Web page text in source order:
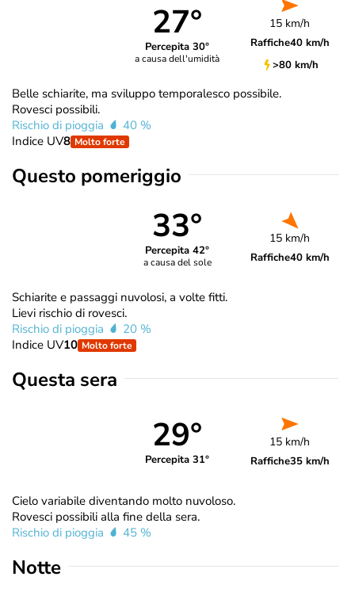
27°
Percepita 30°
a causa dell'umidità
15 km/h
Raffiche40 km/h
>80 km/h
Belle schiarite, ma sviluppo temporalesco possibile.
Rovesci possibili.
Rischio di pioggia
40 %
Indice UV8 Molto forte
Questo pomeriggio
33°
Percepita 42°
a causa del sole
15 km/h
Raffiche40 km/h
Schiarite e passaggi nuvolosi, a volte fitti.
Lievi rischio di rovesci.
Rischio di pioggia
20 %
Indice UV10 Molto forte
Questa sera
29°
Percepita 31°
15 km/h
Raffiche35 km/h
Cielo variabile diventando molto nuvoloso.
Rovesci possibili alla fine della sera.
Rischio di pioggia
45 %
Notte